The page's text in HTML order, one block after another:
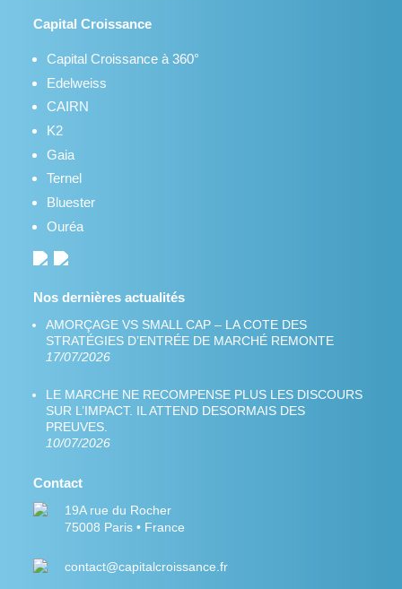
Capital Croissance
Capital Croissance à 360°
Edelweiss
CAIRN
K2
Gaia
Ternel
Bluester
Ouréa
Nos dernières actualités
AMORÇAGE VS SMALL CAP – LA COTE DES
STRATÉGIES D’ENTRÉE DE MARCHÉ REMONTE
17/07/2026
LE MARCHE NE RECOMPENSE PLUS LES DISCOURS
SUR L’IMPACT. IL ATTEND DESORMAIS DES
PREUVES.
10/07/2026
Contact
19A rue du Rocher
75008 Paris • France
contact@capitalcroissance.fr